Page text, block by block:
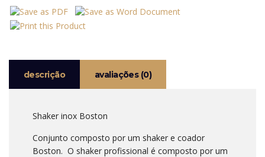
+
COADOR
descrição avaliações (0)
Shaker inox Boston
Conjunto composto por um shaker e coador
Boston. O shaker profissional é composto por um